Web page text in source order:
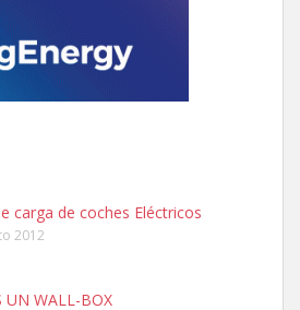
carga de coches Eléctricos
2012
UN WALL-BOX